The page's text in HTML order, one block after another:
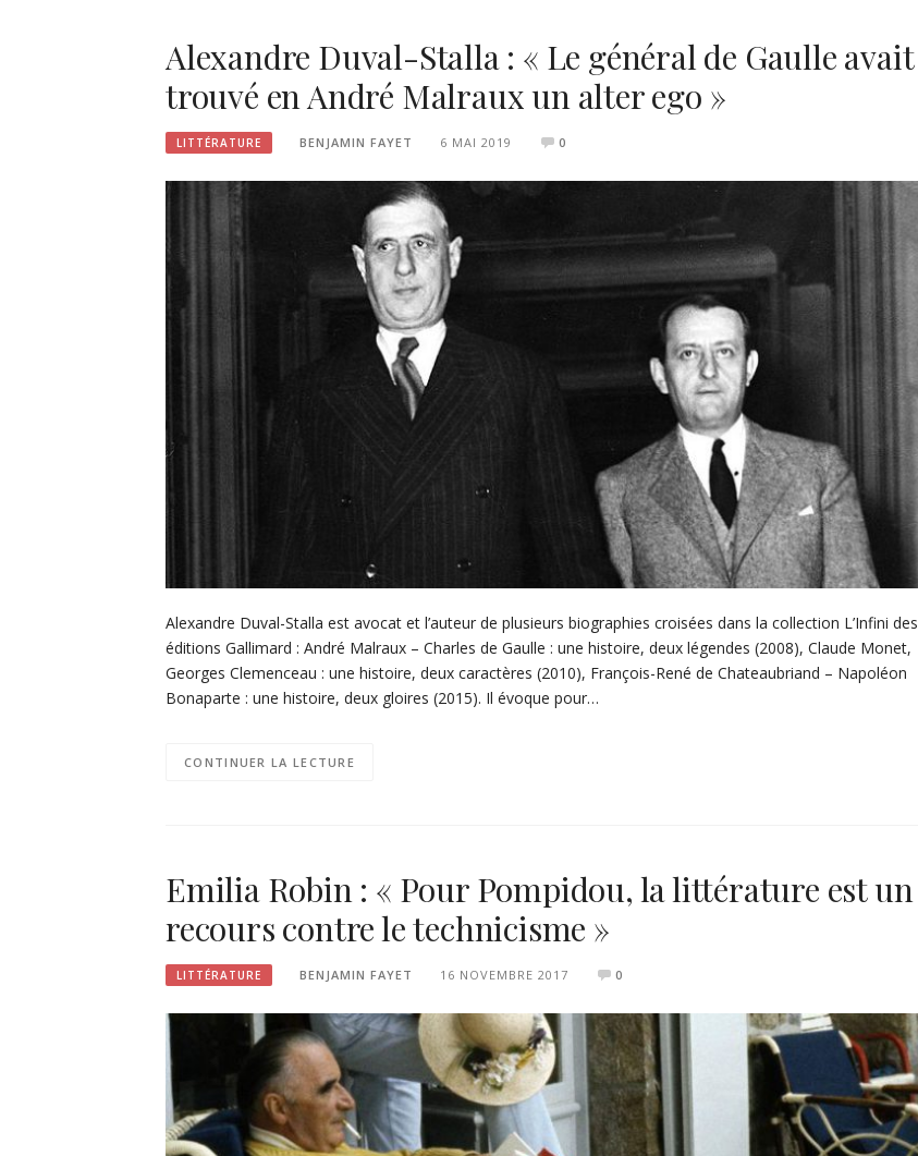
Alexandre Duval-Stalla : « Le général de Gaulle avait
trouvé en André Malraux un alter ego »
LITTÉRATURE BENJAMIN FAYET 6 MAI 2019 0
Alexandre Duval-Stalla est avocat et l’auteur de plusieurs biographies croisées dans la collection L’Infini des
éditions Gallimard : André Malraux – Charles de Gaulle : une histoire, deux légendes (2008), Claude Monet,
Georges Clemenceau : une histoire, deux caractères (2010), François-René de Chateaubriand – Napoléon
Bonaparte : une histoire, deux gloires (2015). Il évoque pour…
CONTINUER LA LECTURE
Emilia Robin : « Pour Pompidou, la littérature est un
recours contre le technicisme »
LITTÉRATURE BENJAMIN FAYET 16 NOVEMBRE 2017 0